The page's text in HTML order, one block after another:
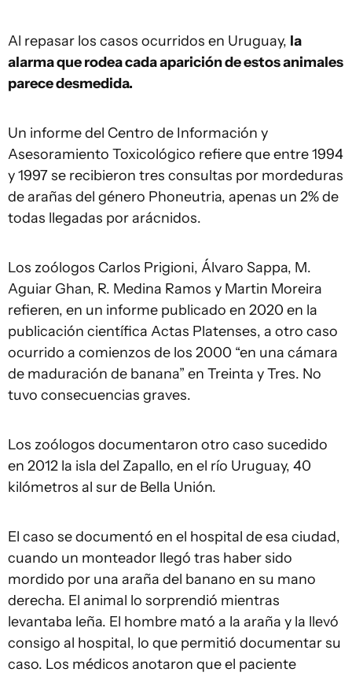
Al repasar los casos ocurridos en Uruguay, la
alarma que rodea cada aparición de estos animales
parece desmedida.
Un informe del Centro de Información y
Asesoramiento Toxicológico refiere que entre 1994
y 1997 se recibieron tres consultas por mordeduras
de arañas del género Phoneutria, apenas un 2% de
todas llegadas por arácnidos.
Los zoólogos Carlos Prigioni, Álvaro Sappa, M.
Aguiar Ghan, R. Medina Ramos y Martin Moreira
refieren, en un informe publicado en 2020 en la
publicación científica Actas Platenses, a otro caso
ocurrido a comienzos de los 2000 “en una cámara
de maduración de banana” en Treinta y Tres. No
tuvo consecuencias graves.
Los zoólogos documentaron otro caso sucedido
en 2012 la isla del Zapallo, en el río Uruguay, 40
kilómetros al sur de Bella Unión.
El caso se documentó en el hospital de esa ciudad,
cuando un monteador llegó tras haber sido
mordido por una araña del banano en su mano
derecha. El animal lo sorprendió mientras
levantaba leña. El hombre mató a la araña y la llevó
consigo al hospital, lo que permitió documentar su
caso. Los médicos anotaron que el paciente